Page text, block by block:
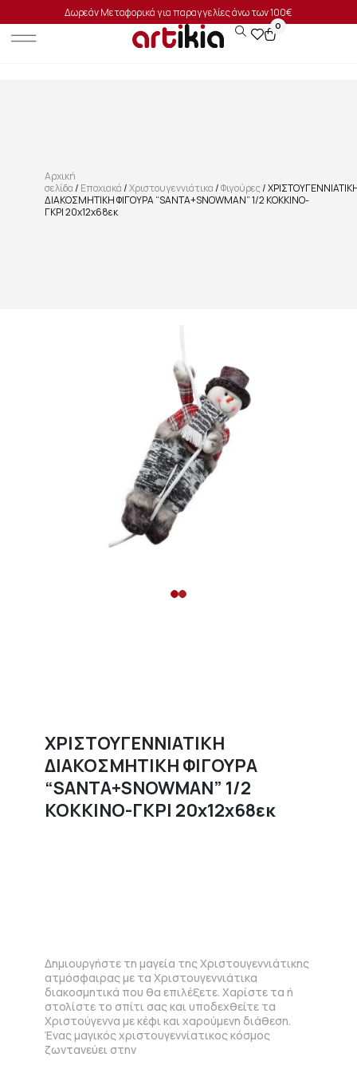
Δωρεάν Μεταφορικά για παραγγελίες άνω των 100€
0
Αρχική
σελίδα/ Εποχιακά/Χριστουγεννιάτικα/Φιγούρες/
ΔΙΑΚΟΣΜΗΤΙΚΗ ΦΙΓΟΥΡΑ “SANTA+SNOWMAN” 1/2 ΚΟΚΚΙΝΟ-
ΓΚΡΙ 20x12x68εκ
ΧΡΙΣΤΟΥΓΕΝΝΙΑΤΙΚΗ
ΔΙΑΚΟΣΜΗΤΙΚΗ ΦΙΓΟΥΡΑ
“SANTA+SNOWMAN” 1/2
ΚΟΚΚΙΝΟ-ΓΚΡΙ 20x12x68εκ
Δημιουργήστε τη μαγεία της Χριστουγεννιάτικης
ατμόσφαιρας με τα Χριστουγεννιάτικα
διακοσμητικά που θα επιλέξετε. Χαρίστε τα ή
στολίστε το σπίτι σας και υποδεχθείτε τα
Χριστούγεννα με κέφι και χαρούμενη διάθεση.
Ένας μαγικός χριστουγεννίατικος κόσμος
ζωντανεύει στην